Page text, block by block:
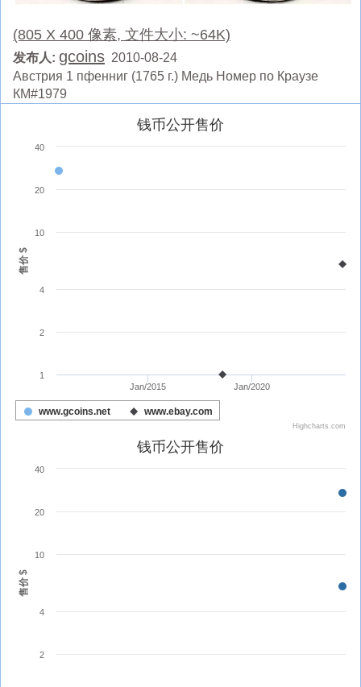
(805 X 400 像素, 文件大小: ~64K)
发布人: gcoins 2010-08-24
Австрия 1 пфенниг (1765 г.) Медь Номер по Краузе
КМ#1979